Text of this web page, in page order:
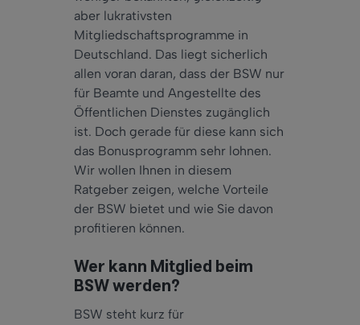
aber lukrativsten
Mitgliedschaftsprogramme in
Deutschland. Das liegt sicherlich
allen voran daran, dass der BSW nur
für Beamte und Angestellte des
Öffentlichen Dienstes zugänglich
ist. Doch gerade für diese kann sich
das Bonusprogramm sehr lohnen.
Wir wollen Ihnen in diesem
Ratgeber zeigen, welche Vorteile
der BSW bietet und wie Sie davon
profitieren können.
Wer kann Mitglied beim
BSW werden?
BSW steht kurz für